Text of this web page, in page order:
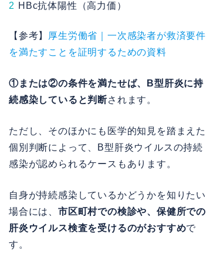
HBc抗体陽性（高力価）
【参考】
厚生労働省｜一次感染者が救済要件
を満たすことを証明するための資料
①または②の条件を満たせば、B型肝炎に持
続感染していると判断されます。
ただし、そのほかにも医学的知見を踏まえた
個別判断によって、B型肝炎ウイルスの持続
感染が認められるケースもあります。
自身が持続感染しているかどうかを知りたい
場合には、 市区町村での検診や、保健所での
肝炎ウイルス検査を受けるのがおすすめで
す。